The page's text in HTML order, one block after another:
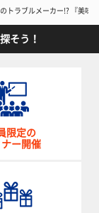
トラブルメーカー!? 『美味
そう！
限定の
ー開催